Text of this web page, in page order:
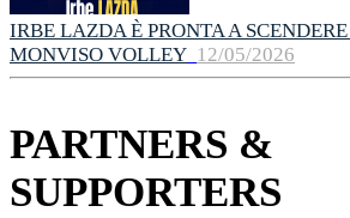
IRBE LAZDA È PRONTA A
MONVISO VOLLEY 12/05/2026
PARTNERS &
SUPPORTERS